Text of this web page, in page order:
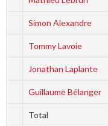
Simon Alexandre
Tommy Lavoie
Jonathan Laplante
Guillaume Bélanger
Total